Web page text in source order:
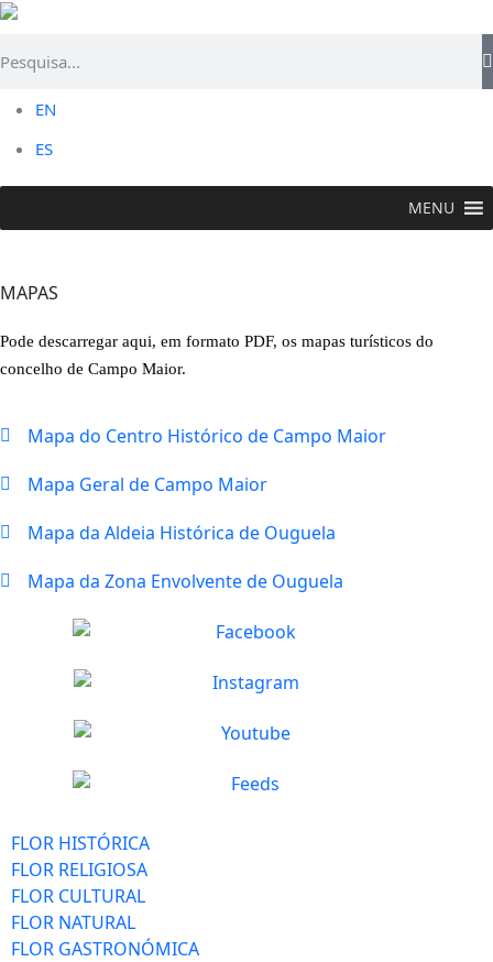
EN
ES
MENU
MAPAS
Pode descarregar aqui, em formato PDF, os mapas turísticos do
concelho de Campo Maior.
Mapa do Centro Histórico de Campo Maior
Mapa Geral de Campo Maior
Mapa da Aldeia Histórica de Ouguela
Mapa da Zona Envolvente de Ouguela
FLOR HISTÓRICA
FLOR RELIGIOSA
FLOR CULTURAL
FLOR NATURAL
FLOR GASTRONÓMICA